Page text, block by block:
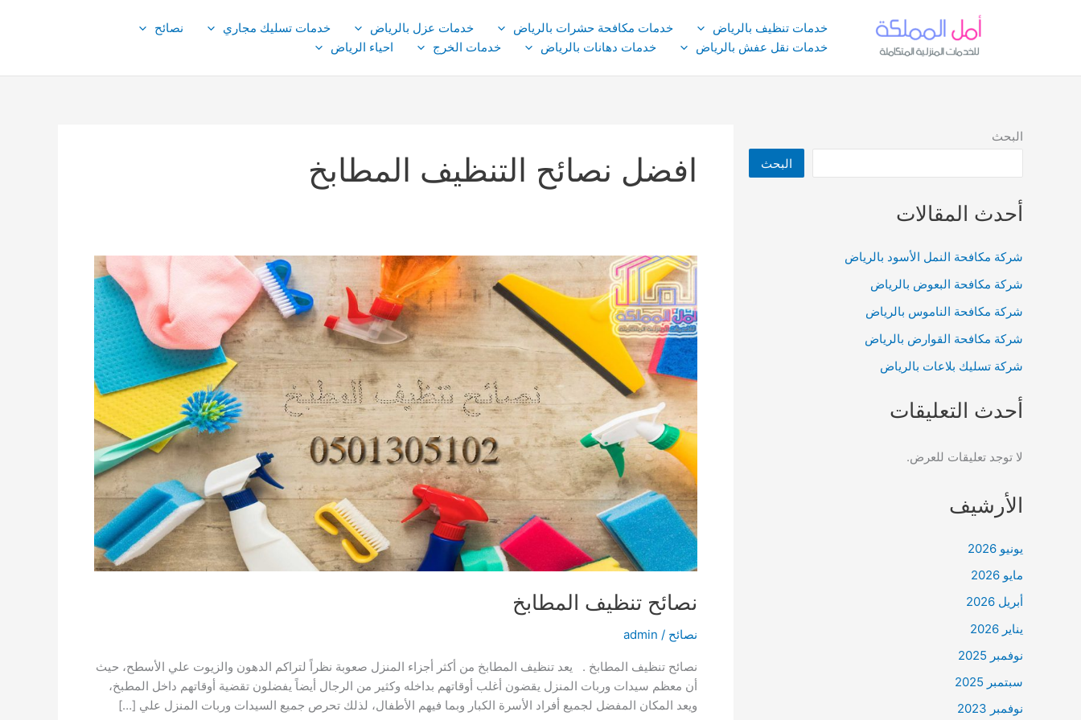
خدمات تنظيف بالرياض خدمات مكافحة حشرات بالرياض خدمات عزل بالرياض خدمات تسليك مجاري
نصائح
خدمات نقل عفش بالرياض
خدمات دهانات بالرياض خدمات الخرج احياء الرياض
البحث
البحث
أحدث المقالات
شركة مكافحة النمل الأسود بالرياض
شركة مكافحة البعوض بالرياض
شركة مكافحة الناموس بالرياض
شركة مكافحة القوارض بالرياض
شركة تسليك بلاعات بالرياض
أحدث التعليقات
لا توجد تعليقات للعرض.
الأرشيف
يونيو 2026
مايو 2026
أبريل 2026
يناير 2026
نوفمبر 2025
سبتمبر 2025
نوفمبر 2023
افضل نصائح التنظيف المطابخ
نصائح تنظيف المطابخ
نصائح /
admin
نصائح تنظيف المطابخ . يعد تنظيف المطابخ من أكثر أجزاء المنزل صعوبة نظراً لتراكم الدهون والزيوت علي الأسطح، حيث
أن معظم سيدات وربات المنزل يقضون أغلب أوقاتهم بداخله وكثير من الرجال أيضاً يفضلون تقضية أوقاتهم داخل المطبخ،
ويعد المكان المفضل لجميع أفراد الأسرة الكبار وبما فيهم الأطفال، لذلك تحرص جميع السيدات وربات المنزل علي […]